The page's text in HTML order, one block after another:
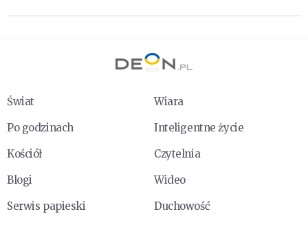
Świat
Wiara
Po godzinach
Inteligentne życie
Kościół
Czytelnia
Blogi
Wideo
Serwis papieski
Duchowość